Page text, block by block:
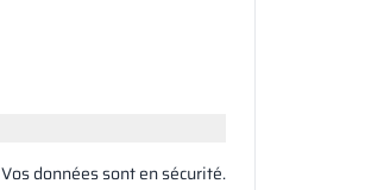
Vos données sont en sécurité.